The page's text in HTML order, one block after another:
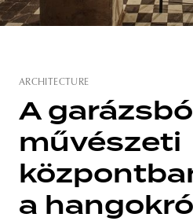
poland
ARCHITECTURE
A
művészeti
a